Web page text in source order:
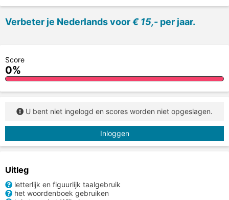
Verbeter je Nederlands voor€ 15,- per jaar.
U bent niet ingelogd en scores worden niet opgeslagen.
Inloggen
Score
0%
Uitleg
letterlijk en figuurlijk taalgebruik
het woordenboek gebruiken